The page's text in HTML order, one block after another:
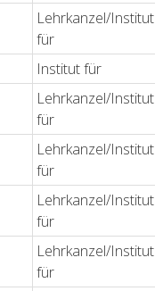
Lehrkanzel/Institut
für
Institut für
Lehrkanzel/Institut
für
Lehrkanzel/Institut
für
Lehrkanzel/Institut
für
Lehrkanzel/Institut
für